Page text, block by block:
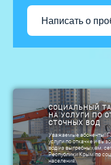
Написать о
СОЦИАЛЬНЫЙ
НА УСЛУГИ ПО
СТОЧНЫХ ВОД
Уважаемые абоненты!
услуги по откачке и
вод из выгребных ям,
Республики Крым по
населения.